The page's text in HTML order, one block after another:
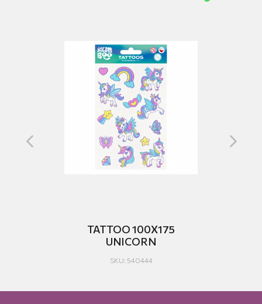
TATTOO 100Χ175
UNICORN
SKU: 540444